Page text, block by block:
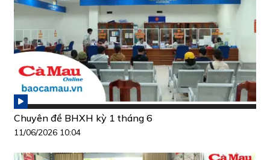
Chuyên đề BHXH kỳ 1 tháng 6
11/06/2026 10:04